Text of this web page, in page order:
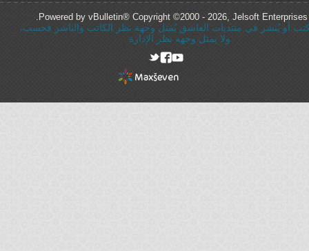
Powered by vBulletin® Copyright ©2000 - 2026, Jelsoft Enterprises
أو يُنشر في منتديات العاشق يُمثل وجهة نظر الكاتب والناشر فحسب،
ولا يمثل وجهه نظر الإدارة